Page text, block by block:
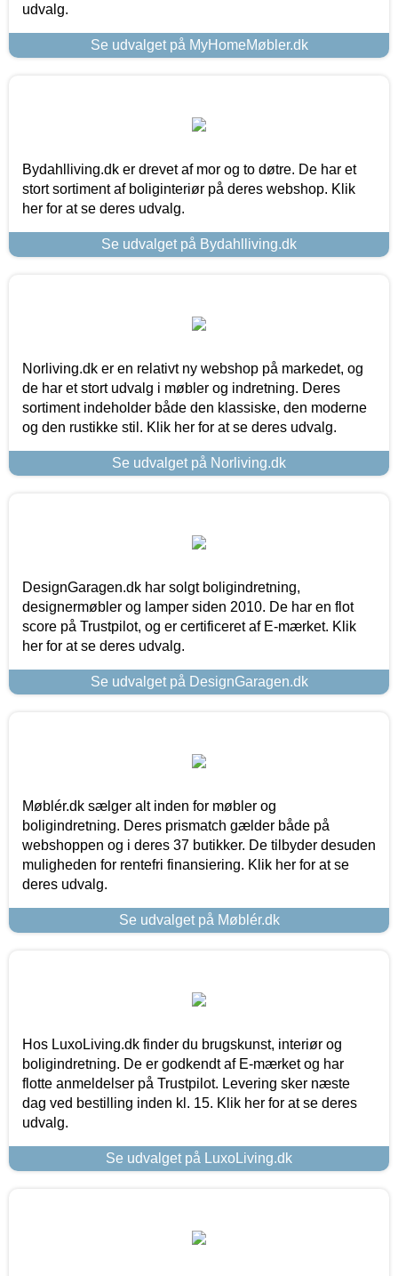
udvalg.
Se udvalget på MyHomeMøbler.dk
Bydahlliving.dk er drevet af mor og to døtre. De har et
stort sortiment af boliginteriør på deres webshop. Klik
her for at se deres udvalg.
Se udvalget på Bydahlliving.dk
Norliving.dk er en relativt ny webshop på markedet, og
de har et stort udvalg i møbler og indretning. Deres
sortiment indeholder både den klassiske, den moderne
og den rustikke stil. Klik her for at se deres udvalg.
Se udvalget på Norliving.dk
DesignGaragen.dk har solgt boligindretning,
designermøbler og lamper siden 2010. De har en flot
score på Trustpilot, og er certificeret af E-mærket. Klik
her for at se deres udvalg.
Se udvalget på DesignGaragen.dk
Møblér.dk sælger alt inden for møbler og
boligindretning. Deres prismatch gælder både på
webshoppen og i deres 37 butikker. De tilbyder desuden
muligheden for rentefri finansiering. Klik her for at se
deres udvalg.
Se udvalget på Møblér.dk
Hos LuxoLiving.dk finder du brugskunst, interiør og
boligindretning. De er godkendt af E-mærket og har
flotte anmeldelser på Trustpilot. Levering sker næste
dag ved bestilling inden kl. 15. Klik her for at se deres
udvalg.
Se udvalget på LuxoLiving.dk